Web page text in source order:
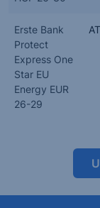
Erste Bank
Protect
Express One
Star EU
Energy EUR
26-29